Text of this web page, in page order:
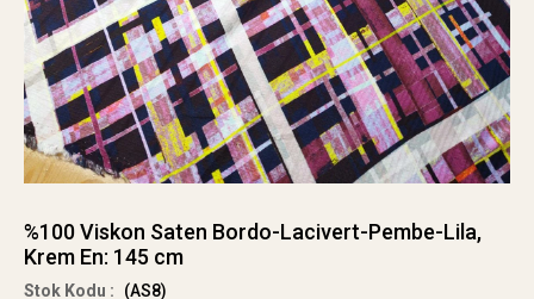
%100 Viskon Saten Bordo-Lacivert-Pembe-Lila,
Krem En: 145 cm
(AS8)